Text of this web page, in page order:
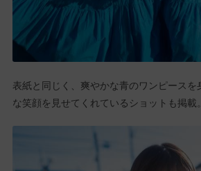
表紙と同じく、爽やかな青のワンピース
な笑顔を見せてくれているショットも掲載。